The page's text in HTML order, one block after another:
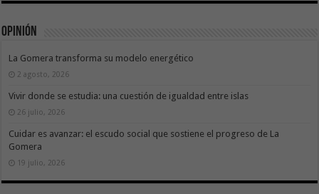
Opinión
La Gomera transforma su modelo energético
2 agosto, 2026
Vivir donde se estudia: una cuestión de igualdad entre islas
26 julio, 2026
Cuidar es avanzar: el escudo social que sostiene el progreso de La
Gomera
19 julio, 2026